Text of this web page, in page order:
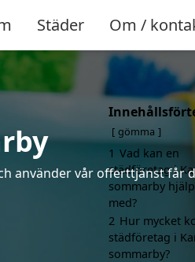
Städer Om /
använder vår offerttjänst får
gömma
1 Vad kan en
städföretag i
sommarby
med?
2 Hur mycket
städföretag i
sommarby?